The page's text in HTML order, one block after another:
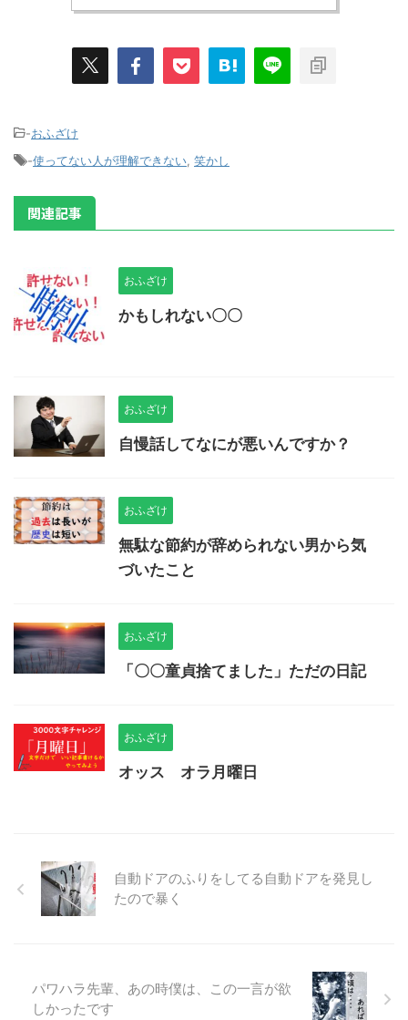
-おふざけ
-使ってない人が理解できない 笑かし
関連記事
おふざけ
かもしれない〇〇
おふざけ
自慢話してなにが悪いんですか？
おふざけ
無駄な節約が辞められない男から気
づいたこと
おふざけ
「〇〇童貞捨てました」ただの日記
おふざけ
オッス オラ月曜日
自動ドアのふりをしてる自動ドアを発見し
たので暴く
パワハラ先輩、あの時僕は、この一言が欲
しかったです